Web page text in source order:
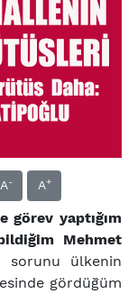
A- A+
görev yaptığım
Mehmet
sorunu ülkenin
gördüğüm